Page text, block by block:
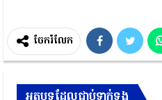
ចែករំលែក